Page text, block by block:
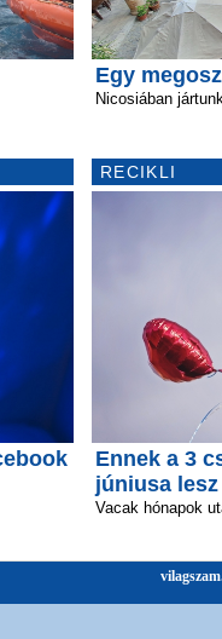
Egy
Nicosiában
RECIKLI
Ennek a 3
júniusa lesz
Vacak hónapok